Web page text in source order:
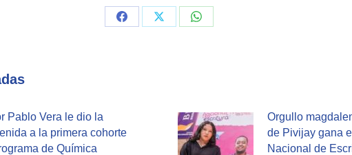
Share
Share
Share
Pablo Vera le dio la
a la primera cohorte
de Química
Orgullo
de Pivijay gana
Nacional de